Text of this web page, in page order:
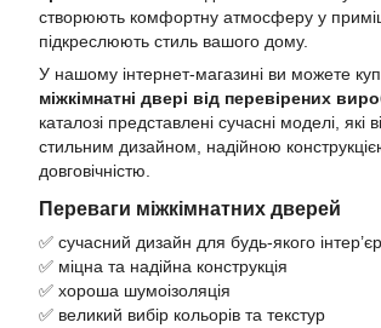
створюють комфортну атмосферу у
підкреслюють стиль вашого дому.
У нашому інтернет-магазині ви можете
міжкімнатні двері від перевірених
каталозі представлені сучасні моделі, які
стильним дизайном, надійною
довговічністю.
Переваги міжкімнатних дверей
✅ сучасний дизайн для будь-якого
✅ міцна та надійна конструкція
✅ хороша шумоізоляція
✅ великий вибір кольорів та текстур